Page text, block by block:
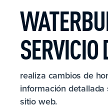
SERVICIO
realiza cambios de
información
sitio web.